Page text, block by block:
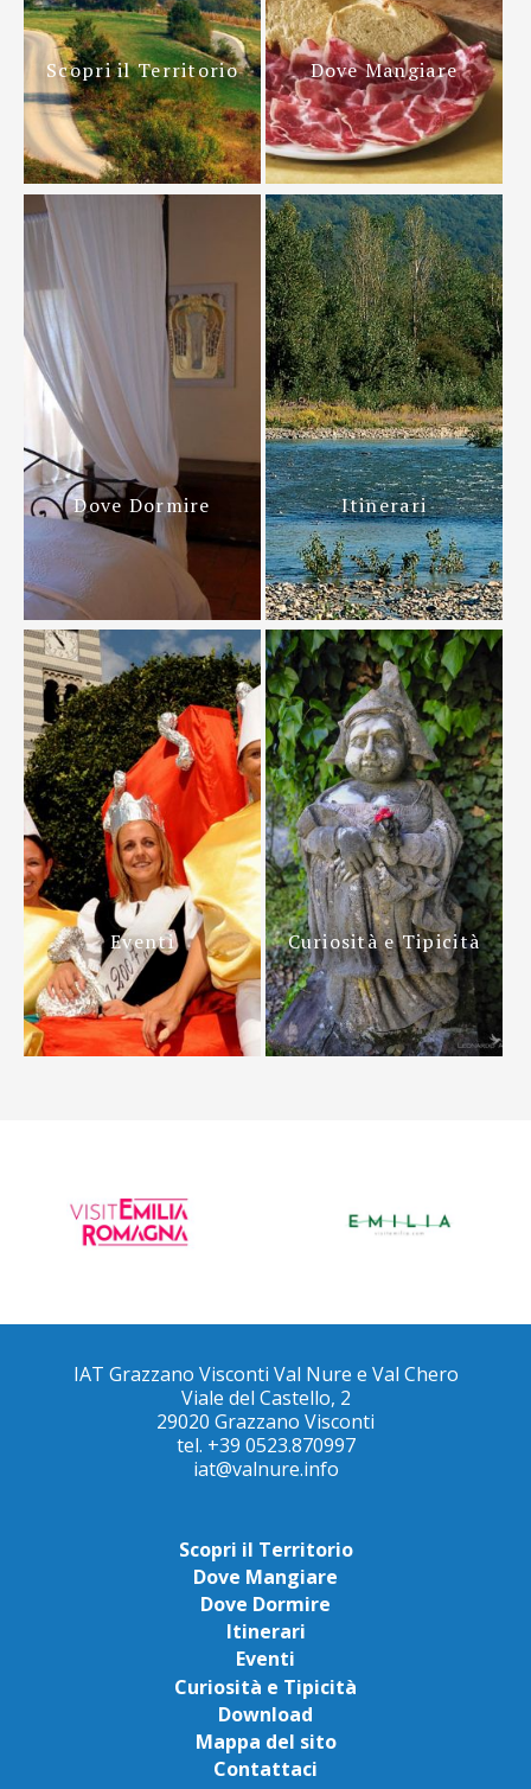
Scopri il Territorio Dove Mangiare
Dove Dormire Itinerari
Eventi Curiosità e Tipicità
IAT Grazzano Visconti Val Nure e Val Chero
Viale del Castello, 2
29020 Grazzano Visconti
tel. +39 0523.870997
iat@valnure.info
Scopri il Territorio
Dove Mangiare
Dove Dormire
Itinerari
Eventi
Curiosità e Tipicità
Download
Mappa del sito
Contattaci